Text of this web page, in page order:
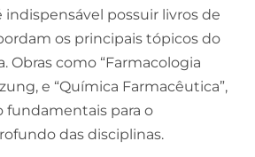
indispensável possuir livros de
os principais tópicos do
Obras como “Farmacologia
e “Química Farmacêutica”,
fundamentais para o
das disciplinas.